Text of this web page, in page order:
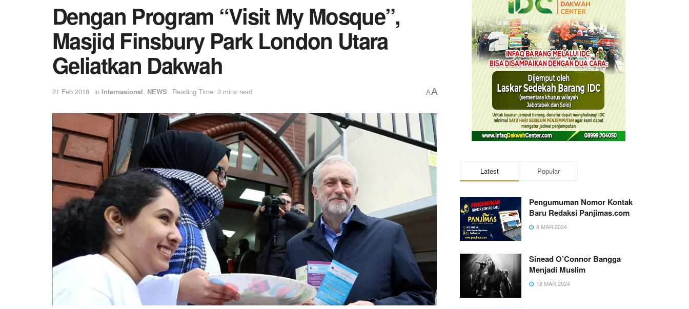
Dengan Program “Visit My Mosque”,
Masjid Finsbury Park London Utara
Geliatkan Dakwah
21 Feb 2018 in Internasional, NEWS Reading Time: 2 mins read AA
Latest Popular
Pengumuman Nomor Kontak
Baru Redaksi Panjimas.com
8 MAR 2024
Sinead O’Connor Bangga
Menjadi Muslim
18 MAR 2024